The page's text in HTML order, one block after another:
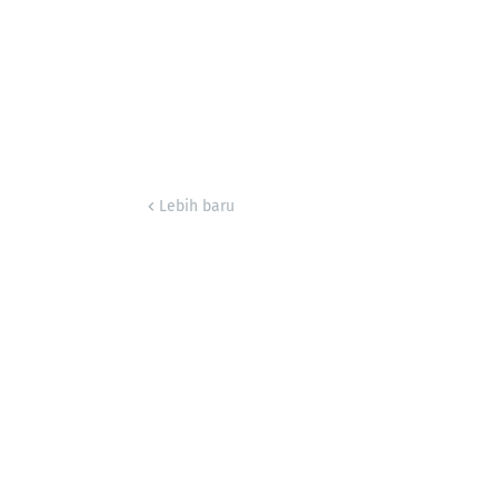
Lebih baru